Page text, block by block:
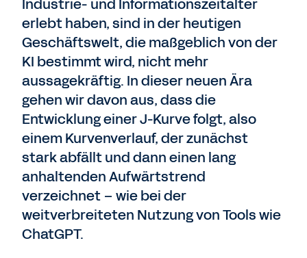
Industrie- und Informationszeitalter
erlebt haben, sind in der heutigen
Geschäftswelt, die maßgeblich von der
KI bestimmt wird, nicht mehr
aussagekräftig. In dieser neuen Ära
gehen wir davon aus, dass die
Entwicklung einer J-Kurve folgt, also
einem Kurvenverlauf, der zunächst
stark abfällt und dann einen lang
anhaltenden Aufwärtstrend
verzeichnet – wie bei der
weitverbreiteten Nutzung von Tools wie
ChatGPT.